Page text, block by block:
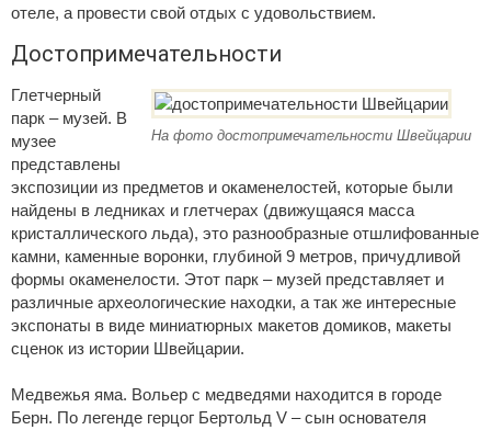
отеле, а провести свой отдых с удовольствием.
Достопримечательности
На фото достопримечательности Швейцарии
Глетчерный
парк – музей. В
музее
представлены
экспозиции из предметов и окаменелостей, которые были
найдены в ледниках и глетчерах (движущаяся масса
кристаллического льда), это разнообразные отшлифованные
камни, каменные воронки, глубиной 9 метров, причудливой
формы окаменелости. Этот парк – музей представляет и
различные археологические находки, а так же интересные
экспонаты в виде миниатюрных макетов домиков, макеты
сценок из истории Швейцарии.
Медвежья яма. Вольер с медведями находится в городе
Берн. По легенде герцог Бертольд V – сын основателя